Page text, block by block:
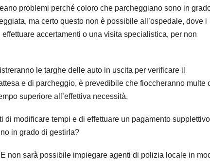
problemi perché coloro che parcheggiano sono in
ma certo questo non è possibile all’ospedale, dove i
accertamenti o una visita specialistica, per non
le targhe delle auto in uscita per verificare il
e di parcheggio, è prevedibile che fioccheranno multe
superiore all’effettiva necessità.
modificare tempi e di effettuare un pagamento
in grado di gestirla?
non sarà possibile impiegare agenti di polizia locale in